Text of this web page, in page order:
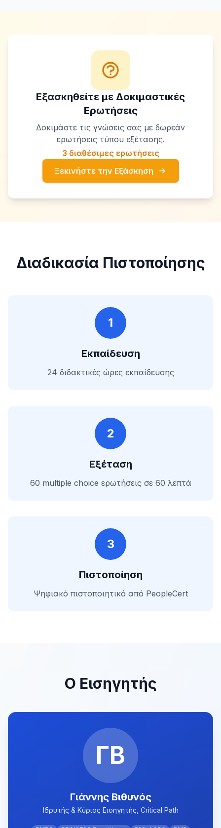
Εξασκηθείτε με Δοκιμαστικές
Ερωτήσεις
Δοκιμάστε τις γνώσεις σας με δωρεάν
ερωτήσεις τύπου εξέτασης.
3 διαθέσιμες ερωτήσεις
Ξεκινήστε την Εξάσκηση
Διαδικασία Πιστοποίησης
1
Εκπαίδευση
24 διδακτικές ώρες εκπαίδευσης
2
Εξέταση
60 multiple choice ερωτήσεις σε 60 λεπτά
3
Πιστοποίηση
Ψηφιακό πιστοποιητικό από PeopleCert
Ο Εισηγητής
ΓΒ
Γιάννης Βιθυνός
Ιδρυτής & Κύριος Εισηγητής, Critical Path